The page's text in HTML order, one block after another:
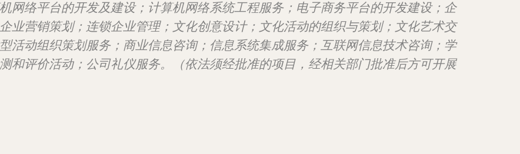
网络平台的开发及建设；计算机网络系统工程服务；电子商务平台的开发建设；企
业营销策划；连锁企业管理；文化创意设计；文化活动的组织与策划；文化艺术交
活动组织策划服务；商业信息咨询；信息系统集成服务；互联网信息技术咨询；学
和评价活动；公司礼仪服务。（依法须经批准的项目，经相关部门批准后方可开展